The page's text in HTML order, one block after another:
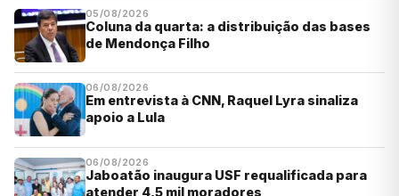
05/08/2026
Coluna da quarta: a distribuição das bases
de Mendonça Filho
06/08/2026
Em entrevista à CNN, Raquel Lyra sinaliza
apoio a Lula
06/08/2026
Jaboatão inaugura USF requalificada para
atender 4,5 mil moradores